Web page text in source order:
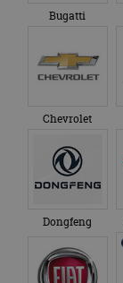
Bugatti
Chevrolet
Dongfeng